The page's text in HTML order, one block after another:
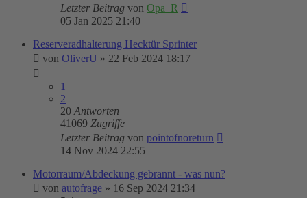
Letzter Beitrag von Opa_R
05 Jan 2025 21:40
Reserveradhalterung Hecktür Sprinter
von OliverU » 22 Feb 2024 18:17
1
2
20 Antworten
41069 Zugriffe
Letzter Beitrag von pointofnoreturn
14 Nov 2024 22:55
Motorraum/Abdeckung gebrannt - was nun?
von autofrage » 16 Sep 2024 21:34